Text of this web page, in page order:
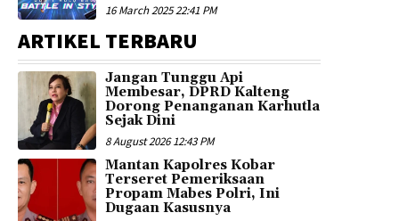
16 March 2025 22:41 PM
ARTIKEL TERBARU
Jangan Tunggu Api
Membesar, DPRD Kalteng
Dorong Penanganan Karhutla
Sejak Dini
8 August 2026 12:43 PM
Mantan Kapolres Kobar
Terseret Pemeriksaan
Propam Mabes Polri, Ini
Dugaan Kasusnya